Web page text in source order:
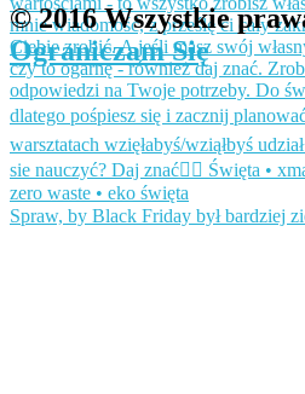
Spraw, by Black Friday był bardziej
© 2016 Wszystkie
Ograniczam Się